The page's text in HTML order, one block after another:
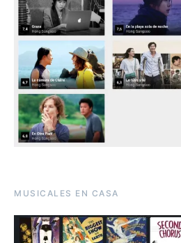
MUSICALES EN CASA